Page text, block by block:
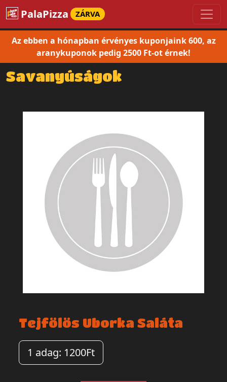
PalaPizza ZÁRVA
Az ebben a hónapban érvényes kuponjaink 600, az
aranykuponok pedig 2500 Ft-ot érnek!
Savanyúságok
Tejfölös Uborka Saláta
1 adag: 1200Ft